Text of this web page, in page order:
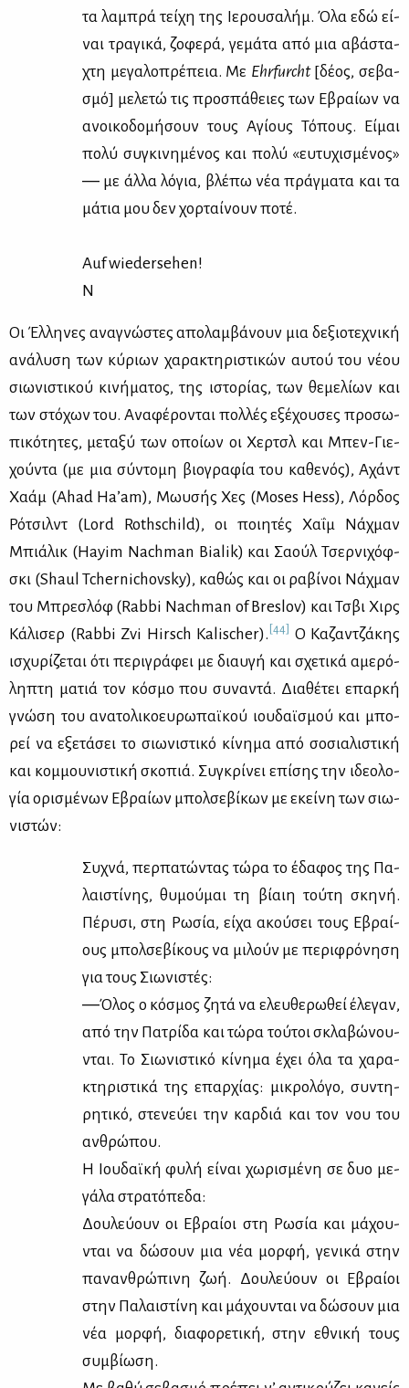
τα λα­μπρά τεί­χη της Ιε­ρου­σα­λήμ. Όλα εδώ εί­
ναι τρα­γι­κά, ζο­φε­ρά, γε­μά­τα από μια αβά­στα­
χτη με­γα­λο­πρέ­πεια. Με Ehrfurcht[δέ­ος, σε­βα­
σμό] με­λε­τώ τις προ­σπά­θειες των Εβραί­ων να
ανοι­κο­δο­μή­σουν τους Αγί­ους Τό­πους. Εί­μαι
πο­λύ συ­γκι­νη­μέ­νος και πο­λύ «ευ­τυ­χι­σμέ­νος»
― με άλ­λα λό­για, βλέ­πω νέα πράγ­μα­τα και τα
μά­τια μου δεν χορ­ταί­νουν πο­τέ.
Auf wiedersehen!
N
Οι Έλ­λη­νες ανα­γνώ­στες απο­λαμ­βά­νουν μια δε­ξιο­τε­χνι­κή
ανά­λυ­ση των κύ­ριων χα­ρα­κτη­ρι­στι­κών αυ­τού του νέ­ου
σιω­νι­στι­κού κι­νή­μα­τος, της ιστο­ρί­ας, των θε­με­λί­ων και
των στό­χων του. Ανα­φέ­ρο­νται πολ­λές εξέ­χου­σες προ­σω­
πι­κό­τη­τες, με­τα­ξύ των οποί­ων οι Χερ­τσλ και Μπεν-Γιε­
χού­ντα (με μια σύ­ντο­μη βιο­γρα­φία του κα­θε­νός), Αχάντ
Χα­άμ (Ahad Ha’am), Μω­υ­σής Χες (Moses Hess), Λόρ­δος
Ρό­τσιλντ (Lord Rothschild), οι ποι­η­τές Χα­ΐμ Νάχ­μαν
Μπιά­λικ (Hayim Nachman Bialik) και Σα­ούλ Τσερ­νι­χόφ­
σκι (Shaul Tchernichovsky), κα­θώς και οι ρα­βί­νοι Νάχ­μαν
του Μπρε­σλόφ (Rabbi Nachman of Breslov) και Τσβι Χιρς
Κά­λι­σερ (Rabbi Zvi Hirsch Kalischer). [44] Ο Κα­ζαν­τζά­κης
ισχυ­ρί­ζε­ται ότι πε­ρι­γρά­φει με διαυ­γή και σχε­τι­κά αμε­ρό­
λη­πτη μα­τιά τον κό­σμο που συ­να­ντά. Δια­θέ­τει επαρ­κή
γνώ­ση του ανα­το­λι­κο­ευ­ρω­παϊ­κού ιου­δαϊ­σμού και μπο­
ρεί να εξε­τά­σει το σιω­νι­στι­κό κί­νη­μα από σο­σια­λι­στι­κή
και κομ­μου­νι­στι­κή σκο­πιά. Συ­γκρί­νει επί­σης την ιδε­ο­λο­
γία ορι­σμέ­νων Εβραί­ων μπολ­σε­βί­κων με εκεί­νη των σιω­
νι­στών:
Συ­χνά, περ­πα­τώ­ντας τώ­ρα το έδα­φος της Πα­
λαι­στί­νης, θυ­μού­μαι τη βί­αιη τού­τη σκη­νή.
Πέ­ρυ­σι, στη Ρω­σία, εί­χα ακού­σει τους Εβραί­
ους μπολ­σε­βί­κους να μι­λούν με πε­ρι­φρό­νη­ση
για τους Σιω­νι­στές:
―Όλος ο κό­σμος ζη­τά να ελευ­θε­ρω­θεί έλε­γαν,
από την Πα­τρί­δα και τώ­ρα τού­τοι σκλα­βώ­νου­
νται. Το Σιω­νι­στι­κό κί­νη­μα έχει όλα τα χα­ρα­
κτη­ρι­στι­κά της επαρ­χί­ας: μι­κρο­λό­γο, συ­ντη­
ρη­τι­κό, στε­νεύ­ει την καρ­διά και τον νου του
αν­θρώ­που.
Η Ιου­δαϊ­κή φυ­λή εί­ναι χω­ρι­σμέ­νη σε δυο με­
γά­λα στρα­τό­πε­δα:
Δου­λεύ­ουν οι Εβραί­οι στη Ρω­σία και μά­χου­
νται να δώ­σουν μια νέα μορ­φή, γε­νι­κά στην
πα­ναν­θρώ­πι­νη ζωή. Δου­λεύ­ουν οι Εβραί­οι
στην Πα­λαι­στί­νη και μά­χου­νται να δώ­σουν μια
νέα μορ­φή, δια­φο­ρε­τι­κή, στην εθνι­κή τους
συμ­βί­ω­ση.